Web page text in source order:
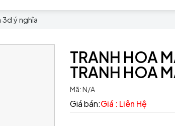
ý nghĩa
TRANH HOA
TRANH HOA
Mã:N/A
Giá bán:Giá : Liên Hệ